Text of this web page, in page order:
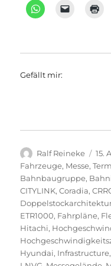
Gefällt mir:
Autor
Ralf Reineke
am
15.
Fahrzeuge, Messe,
Bahnbaugruppe,
CITYLINK,Coradia,
ETR1000, Fahrpläne,
Hitachi,
Hyundai, Infrastructure,